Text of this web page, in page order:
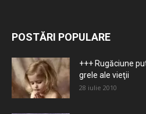
POSTĂRI POPULARE
+++ Rugăciune
grele ale vieţii
28 iulie 2010